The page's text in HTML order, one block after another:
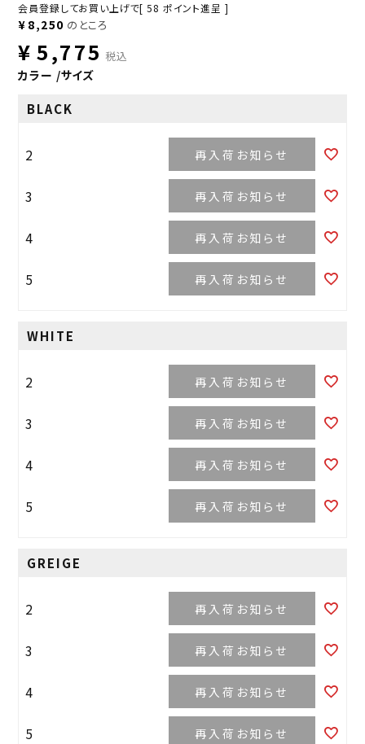
会員登録してお買い上げで[ 58 ポイント進呈 ]
¥ 8,250 のところ
¥ 5,775 税込
カラー サイズ
BLACK
2 再入荷お知らせ
3 再入荷お知らせ
4 再入荷お知らせ
5 再入荷お知らせ
WHITE
2 再入荷お知らせ
3 再入荷お知らせ
4 再入荷お知らせ
5 再入荷お知らせ
GREIGE
2 再入荷お知らせ
3 再入荷お知らせ
4 再入荷お知らせ
5 再入荷お知らせ